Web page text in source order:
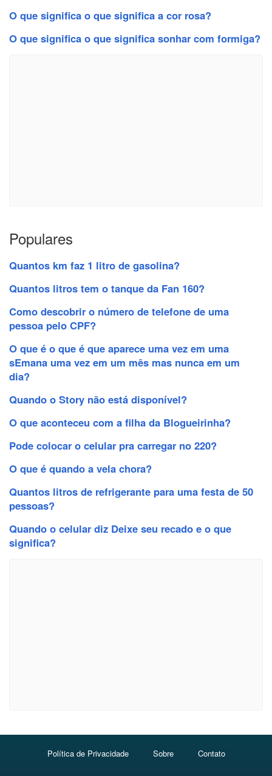
O que significa o que significa a cor rosa?
O que significa o que significa sonhar com formiga?
Populares
Quantos km faz 1 litro de gasolina?
Quantos litros tem o tanque da Fan 160?
Como descobrir o número de telefone de uma
pessoa pelo CPF?
O que é o que é que aparece uma vez em uma
sEmana uma vez em um mês mas nunca em um
dia?
Quando o Story não está disponível?
O que aconteceu com a filha da Blogueirinha?
Pode colocar o celular pra carregar no 220?
O que é quando a vela chora?
Quantos litros de refrigerante para uma festa de 50
pessoas?
Quando o celular diz Deixe seu recado e o que
significa?
Política de Privacidade Sobre Contato